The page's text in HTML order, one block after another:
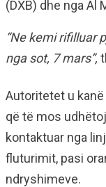
(DXB) dhe nga Al
“Ne kemi rifilluar
nga sot, 7 mars”,
Autoritetet u
që të mos
kontaktuar nga
fluturimit, pasi
ndryshimeve.